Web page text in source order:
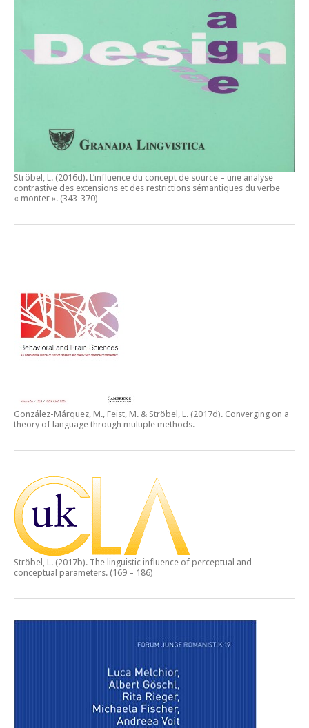
Ströbel, L. (2016d). L’influence du concept de source – une analyse
contrastive des extensions et des restrictions sémantiques du verbe
« monter ». (343-370)
González-Márquez, M., Feist, M. & Ströbel, L. (2017d). Converging on a
theory of language through multiple methods.
Ströbel, L. (2017b). The linguistic influence of perceptual and
conceptual parameters. (169 – 186)